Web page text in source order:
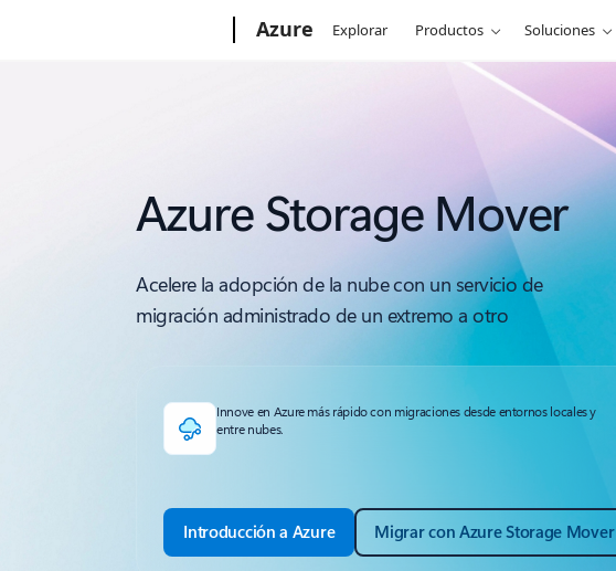
Azure Explorar Productos Soluciones
Azure Storage Mover
Acelere la adopción de la nube con un servicio de
migración administrado de un extremo a otro
Innove en Azure más rápido con migraciones desde entornos locales y
entre nubes.
Introducción a Azure Migrar con Azure Storage Mover